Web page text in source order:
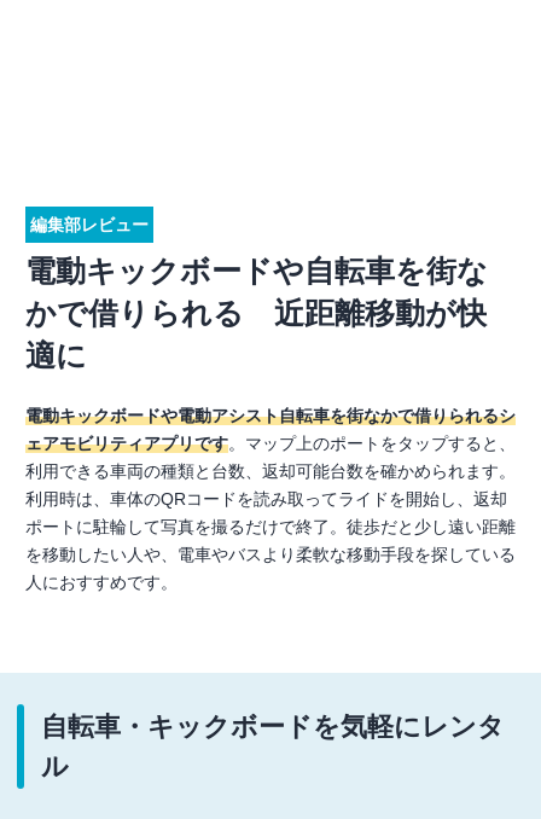
編集部レビュー
電動キックボードや自転車を街な
かで借りられる 近距離移動が快
適に
電動キックボードや電動アシスト自転車を街なかで借りられるシ
ェアモビリティアプリです。マップ上のポートをタップすると、
利用できる車両の種類と台数、返却可能台数を確かめられます。
利用時は、車体のQRコードを読み取ってライドを開始し、返却
ポートに駐輪して写真を撮るだけで終了。徒歩だと少し遠い距離
を移動したい人や、電車やバスより柔軟な移動手段を探している
人におすすめです。
自転車・キックボードを気軽にレンタ
ル